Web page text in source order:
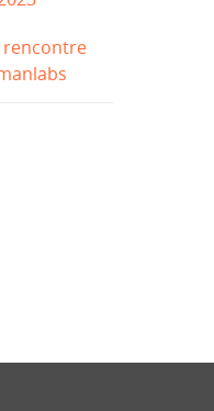
rencontre